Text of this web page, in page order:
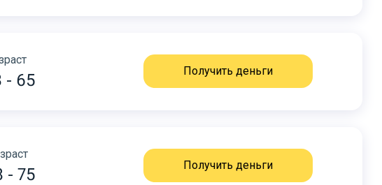
- 65 Получить деньги
- 75 Получить деньги